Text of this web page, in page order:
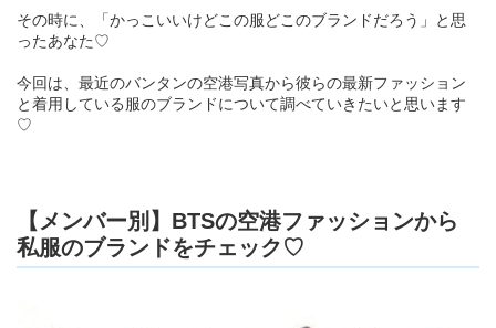
その時に、「かっこいいけどこの服どこのブランドだろう」と思
ったあなた♡
今回は、最近のバンタンの空港写真から彼らの最新ファッション
と着用している服のブランドについて調べていきたいと思います
♡
【メンバー別】BTSの空港ファッションから
私服のブランドをチェック♡